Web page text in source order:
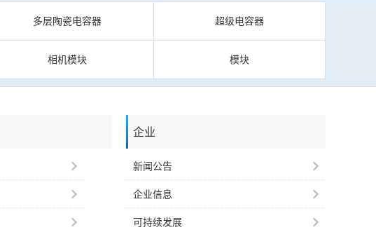
多层陶瓷电容器 超级电容器
相机模块 模块
企业
新闻公告
企业信息
可持续发展